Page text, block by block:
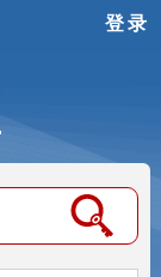
登录